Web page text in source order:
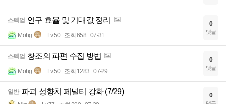
스펙업 연구 효율 및 기대값 정리
Mohg Lv.50 조회 658 07-31
0
댓글
스펙업 창조의 파편 수집 방법
Mohg Lv.50 조회 1283 07-29
0
댓글
일반 파괴 성향치 페널티 강화 (7/29) 0